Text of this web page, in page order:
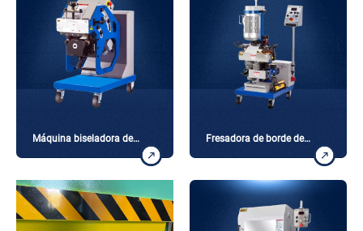
Máquina biseladora de
Fresadora de borde de